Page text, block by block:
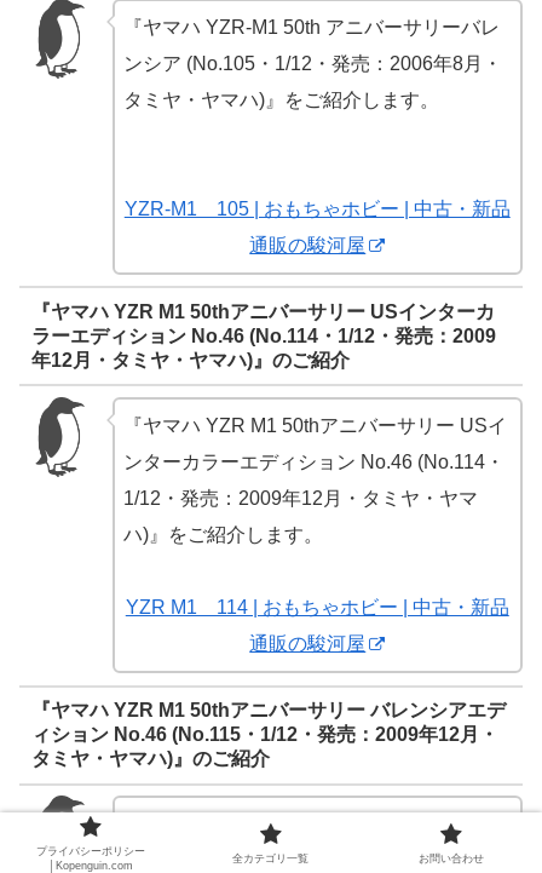
『ヤマハ YZR-M1 50th アニバーサリーバレ
ンシア (No.105・1/12・発売：2006年8月・
タミヤ・ヤマハ)』をご紹介します。
YZR-M1 105 | おもちゃホビー | 中古・新品
通販の駿河屋
『ヤマハ YZR M1 50thアニバーサリー USインターカ
ラーエディション No.46 (No.114・1/12・発売：2009
年12月・タミヤ・ヤマハ)』のご紹介
『ヤマハ YZR M1 50thアニバーサリー USイ
ンターカラーエディション No.46 (No.114・
1/12・発売：2009年12月・タミヤ・ヤマ
ハ)』をご紹介します。
YZR M1 114 | おもちゃホビー | 中古・新品
通販の駿河屋
『ヤマハ YZR M1 50thアニバーサリー バレンシアエデ
ィション No.46 (No.115・1/12・発売：2009年12月・
タミヤ・ヤマハ)』のご紹介
『ヤマハ YZR M1 50thアニバーサリー バレ
ンシアエディション No.46 (No.115・1/12・
プライバシーポリシー
│Kopenguin.com
全カテゴリ一覧 お問い合わせ